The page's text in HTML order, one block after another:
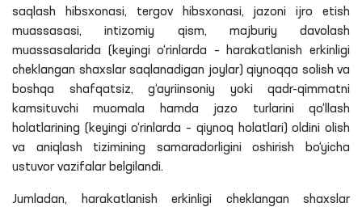
saqlash hibsxonasi, tergov hibsxonasi, jazoni ijro etish
muassasasi, intizomiy qism, majburiy davolash
muassasalarida (keyingi o‘rinlarda – harakatlanish erkinligi
cheklangan shaxslar saqlanadigan joylar) qiynoqqa solish va
boshqa shafqatsiz, g‘ayriinsoniy yoki qadr-qimmatni
kamsituvchi muomala hamda jazo turlarini qo‘llash
holatlarining (keyingi o‘rinlarda – qiynoq holatlari) oldini olish
va aniqlash tizimining samaradorligini oshirish bo‘yicha
ustuvor vazifalar belgilandi.
Jumladan, harakatlanish erkinligi cheklangan shaxslar